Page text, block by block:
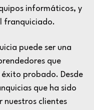
informáticos, y
franquiciado.
puede ser una
que
probado. Desde
que ha sido
nuestros clientes